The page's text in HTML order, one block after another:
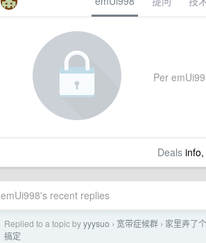
Per
Dealsinfo,
emUi998's recent replies
Replied to a topic byyyysuo › 宽带症候群 › 家里弄了
搞定